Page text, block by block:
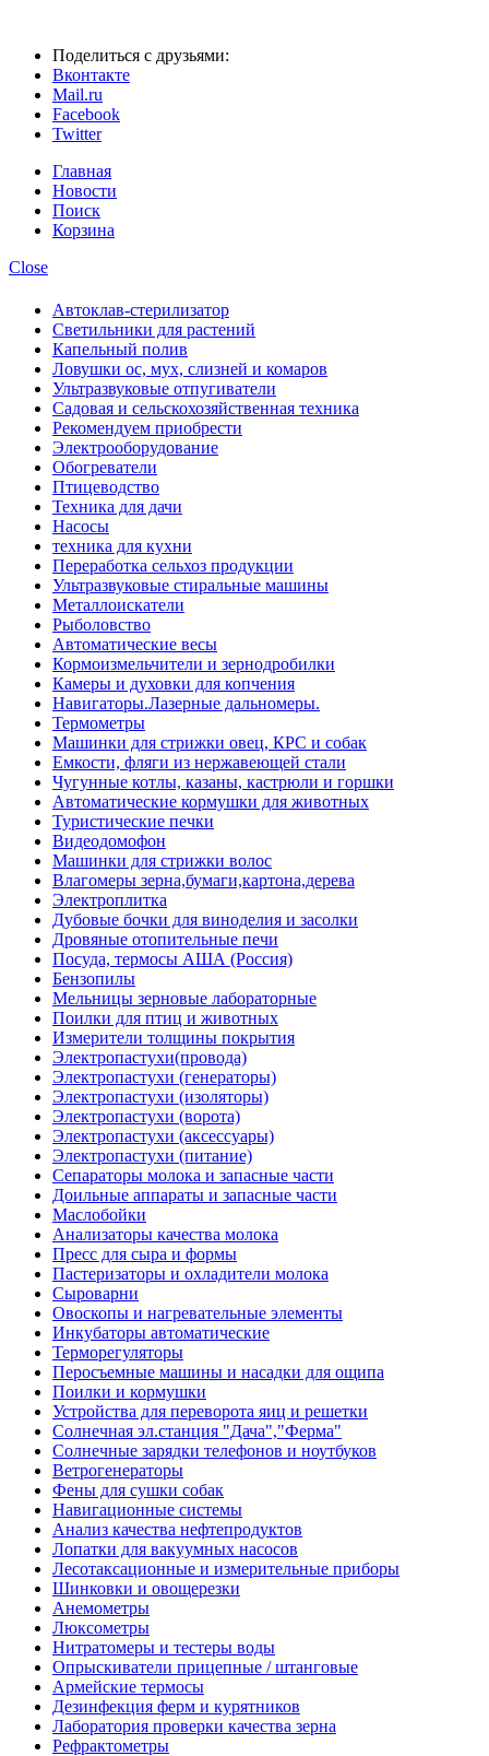
Поделиться с друзьями:
Вконтакте
Mail.ru
Facebook
Twitter
Главная
Новости
Поиск
Корзина
Close
Автоклав-стерилизатор
Светильники для растений
Капельный полив
Ловушки ос, мух, слизней и комаров
Ультразвуковые отпугиватели
Садовая и сельскохозяйственная техника
Рекомендуем приобрести
Электрооборудование
Обогреватели
Птицеводство
Техника для дачи
Насосы
техника для кухни
Переработка сельхоз продукции
Ультразвуковые стиральные машины
Металлоискатели
Рыболовство
Автоматические весы
Кормоизмельчители и зернодробилки
Камеры и духовки для копчения
Навигаторы.Лазерные дальномеры.
Термометры
Машинки для стрижки овец, КРС и собак
Емкости, фляги из нержавеющей стали
Чугунные котлы, казаны, кастрюли и горшки
Автоматические кормушки для животных
Туристические печки
Видеодомофон
Машинки для стрижки волос
Влагомеры зерна,бумаги,картона,дерева
Электроплитка
Дубовые бочки для виноделия и засолки
Дровяные отопительные печи
Посуда, термосы АША (Россия)
Бензопилы
Мельницы зерновые лабораторные
Поилки для птиц и животных
Измерители толщины покрытия
Электропастухи(провода)
Электропастухи (генераторы)
Электропастухи (изоляторы)
Электропастухи (ворота)
Электропастухи (аксессуары)
Электропастухи (питание)
Сепараторы молока и запасные части
Доильные аппараты и запасные части
Маслобойки
Анализаторы качества молока
Пресс для сыра и формы
Пастеризаторы и охладители молока
Сыроварни
Овоскопы и нагревательные элементы
Инкубаторы автоматические
Терморегуляторы
Перосъемные машины и насадки для ощипа
Поилки и кормушки
Устройства для переворота яиц и решетки
Солнечная эл.станция "Дача","Ферма"
Солнечные зарядки телефонов и ноутбуков
Ветрогенераторы
Фены для сушки собак
Навигационные системы
Анализ качества нефтепродуктов
Лопатки для вакуумных насосов
Лесотаксационные и измерительные приборы
Шинковки и овощерезки
Анемометры
Люксометры
Нитратомеры и тестеры воды
Опрыскиватели прицепные / штанговые
Армейские термосы
Дезинфекция ферм и курятников
Лаборатория проверки качества зерна
Рефрактометры